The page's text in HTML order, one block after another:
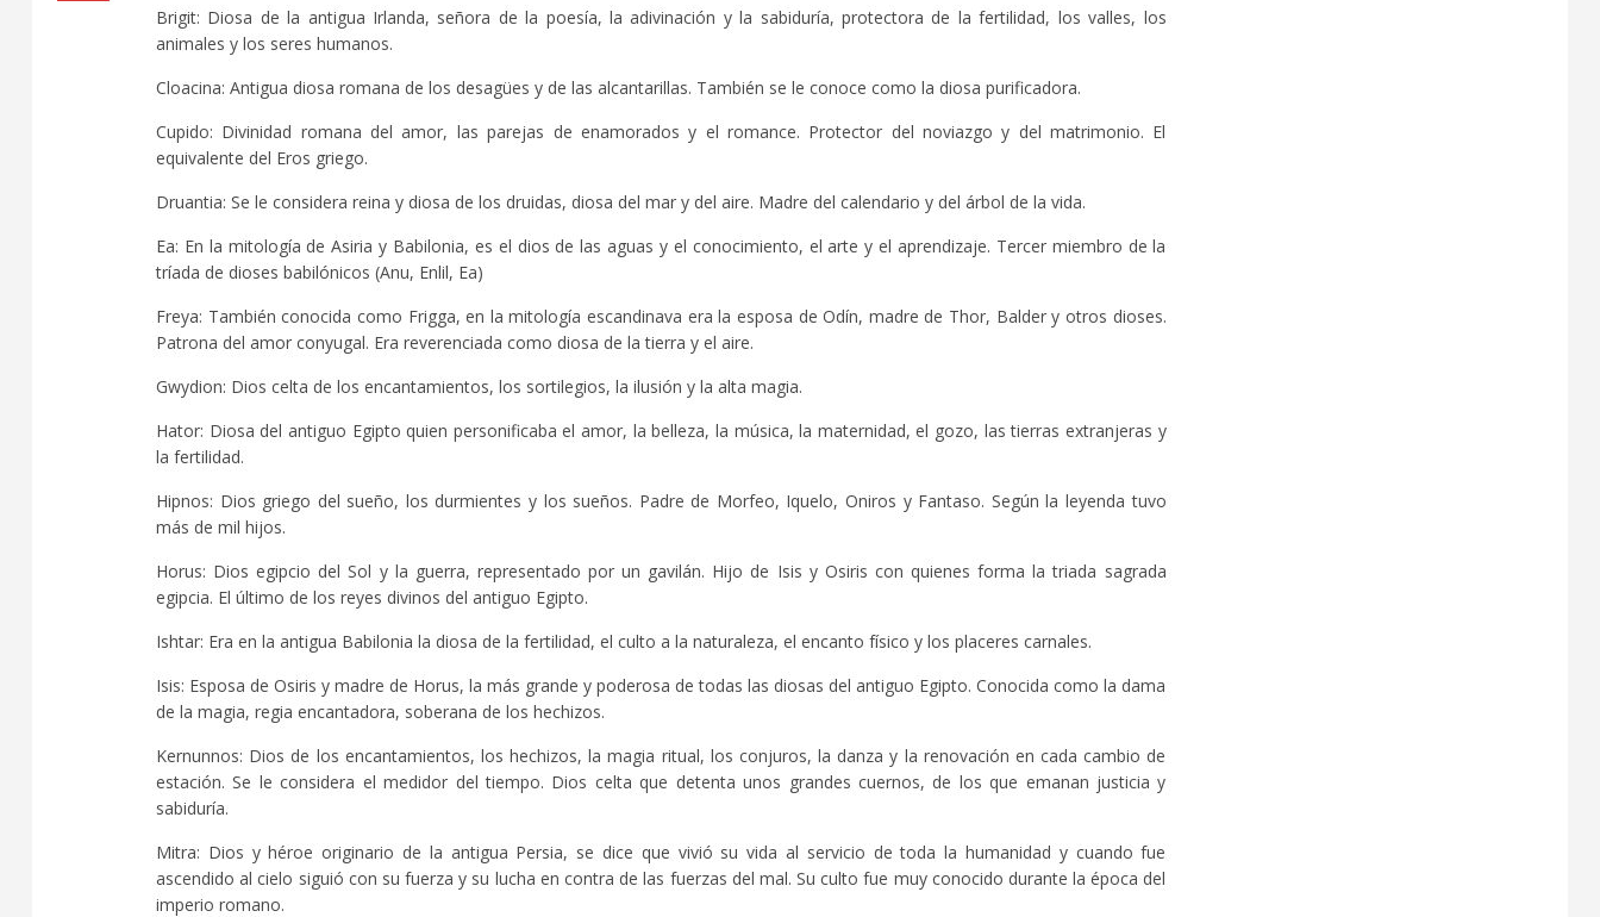
Brigit: Diosa de la antigua Irlanda, señora de la poesía, la adivinación y la sabiduría, protectora de la fertilidad, los valles, los
animales y los seres humanos.
Cloacina: Antigua diosa romana de los desagües y de las alcantarillas. También se le conoce como la diosa purificadora.
Cupido: Divinidad romana del amor, las parejas de enamorados y el romance. Protector del noviazgo y del matrimonio. El
equivalente del Eros griego.
Druantia: Se le considera reina y diosa de los druidas, diosa del mar y del aire. Madre del calendario y del árbol de la vida.
Ea: En la mitología de Asiria y Babilonia, es el dios de las aguas y el conocimiento, el arte y el aprendizaje. Tercer miembro de la
tríada de dioses babilónicos (Anu, Enlil, Ea)
Freya: También conocida como Frigga, en la mitología escandinava era la esposa de Odín, madre de Thor, Balder y otros dioses.
Patrona del amor conyugal. Era reverenciada como diosa de la tierra y el aire.
Gwydion: Dios celta de los encantamientos, los sortilegios, la ilusión y la alta magia.
Hator: Diosa del antiguo Egipto quien personificaba el amor, la belleza, la música, la maternidad, el gozo, las tierras extranjeras y
la fertilidad.
Hipnos: Dios griego del sueño, los durmientes y los sueños. Padre de Morfeo, Iquelo, Oniros y Fantaso. Según la leyenda tuvo
más de mil hijos.
Horus: Dios egipcio del Sol y la guerra, representado por un gavilán. Hijo de Isis y Osiris con quienes forma la triada sagrada
egipcia. El último de los reyes divinos del antiguo Egipto.
Ishtar: Era en la antigua Babilonia la diosa de la fertilidad, el culto a la naturaleza, el encanto físico y los placeres carnales.
Isis: Esposa de Osiris y madre de Horus, la más grande y poderosa de todas las diosas del antiguo Egipto. Conocida como la dama
de la magia, regia encantadora, soberana de los hechizos.
Kernunnos: Dios de los encantamientos, los hechizos, la magia ritual, los conjuros, la danza y la renovación en cada cambio de
estación. Se le considera el medidor del tiempo. Dios celta que detenta unos grandes cuernos, de los que emanan justicia y
sabiduría.
Mitra: Dios y héroe originario de la antigua Persia, se dice que vivió su vida al servicio de toda la humanidad y cuando fue
ascendido al cielo siguió con su fuerza y su lucha en contra de las fuerzas del mal. Su culto fue muy conocido durante la época del
imperio romano.